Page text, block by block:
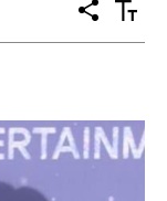
공
유
텍
스